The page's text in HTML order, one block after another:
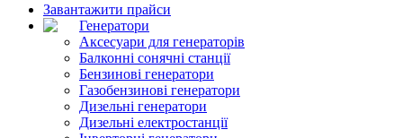
Завантажити прайси
Генератори
Аксесуари для генераторів
Балконні сонячні станції
Бензинові генератори
Газобензинові генератори
Дизельні генератори
Дизельні електростанції